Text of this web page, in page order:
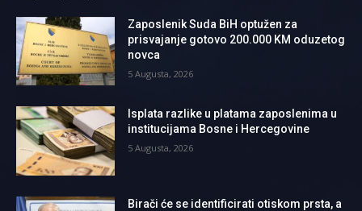
Zaposlenik Suda BiH optužen za
prisvajanje gotovo 200.000 KM oduzetog
novca
5 Augusta, 2026
Isplata razlike u platama zaposlenima u
institucijama Bosne i Hercegovine
5 Augusta, 2026
Birači će se identificirati otiskom prsta, a